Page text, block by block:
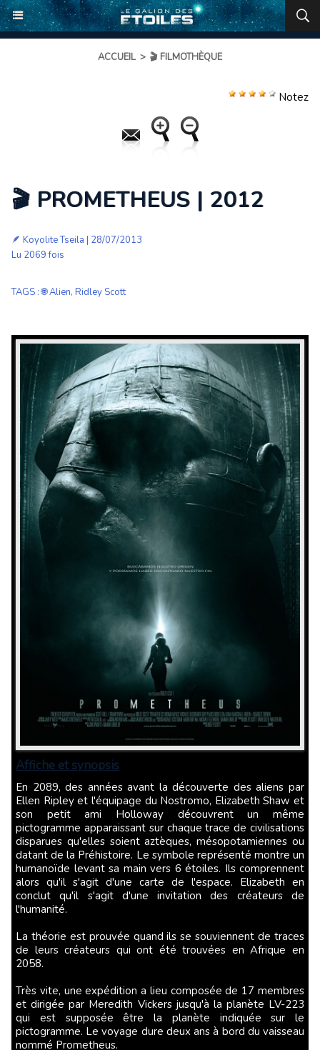
ACCUEIL > 🎬 FILMOTHÈQUE
Notez
🎬 PROMETHEUS | 2012
🪶 Koyolite Tseila | 28/07/2013
Lu 2069 fois
TAGS :🌐 Alien, Ridley Scott
Affiche et synopsis
En 2089, des années avant la découverte des aliens par
Ellen Ripley et l'équipage du Nostromo, Elizabeth Shaw et
son petit ami Holloway découvrent un même
pictogramme apparaissant sur chaque trace de civilisations
disparues qu'elles soient aztèques, mésopotamiennes ou
datant de la Préhistoire. Le symbole représenté montre un
humanoïde levant sa main vers 6 étoiles. Ils comprennent
alors qu'il s'agit d'une carte de l'espace. Elizabeth en
conclut qu'il s'agit d'une invitation des créateurs de
l'humanité.
La théorie est prouvée quand ils se souviennent de traces
de leurs créateurs qui ont été trouvées en Afrique en
2058.
Très vite, une expédition a lieu composée de 17 membres
et dirigée par Meredith Vickers jusqu'à la planète LV-223
qui est supposée être la planète indiquée sur le
pictogramme. Le voyage dure deux ans à bord du vaisseau
nommé Prometheus.